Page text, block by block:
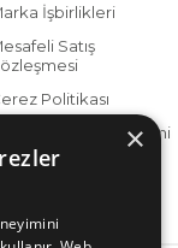
İşbirlikleri
Satış
Politikası
KVKK Aydınlatma Metni
×